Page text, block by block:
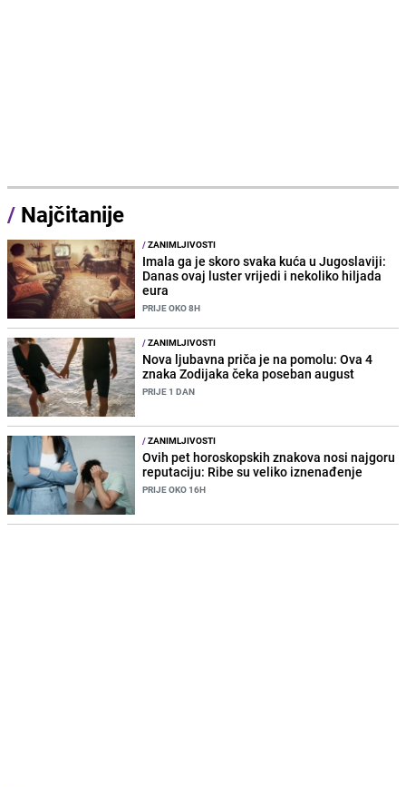
/ Najčitanije
/ZANIMLJIVOSTI
Imala ga je skoro svaka kuća u Jugoslaviji:
Danas ovaj luster vrijedi i nekoliko hiljada
eura
PRIJE OKO 8H
/ZANIMLJIVOSTI
Nova ljubavna priča je na pomolu: Ova 4
znaka Zodijaka čeka poseban august
PRIJE 1 DAN
/ZANIMLJIVOSTI
Ovih pet horoskopskih znakova nosi najgoru
reputaciju: Ribe su veliko iznenađenje
PRIJE OKO 16H